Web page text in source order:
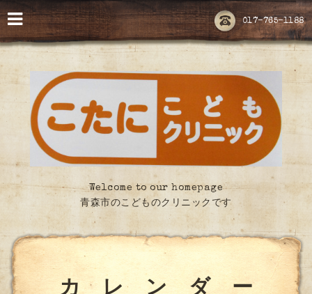
017-765-1188
Welcome to our homepage
青森市のこどものクリニックです
カ レ ン ダ ー